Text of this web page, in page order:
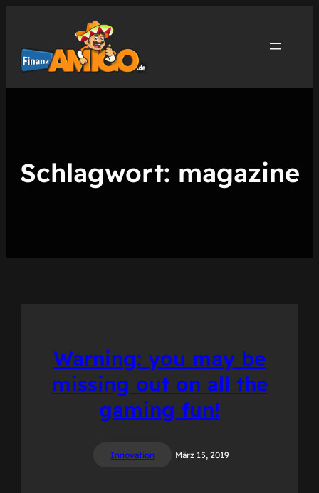
Schlagwort: magazine
Warning: you may be
missing out on all the
gaming fun!
Innovation März 15, 2019